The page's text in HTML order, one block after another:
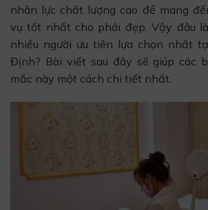
nhân lực chất lượng cao để mang
vụ tốt nhất cho phái đẹp. Vậy đâu
nhiều người ưu tiên lựa chọn nhất
Định? Bài viết sau đây sẽ giúp các
mắc này một cách chi tiết nhất.